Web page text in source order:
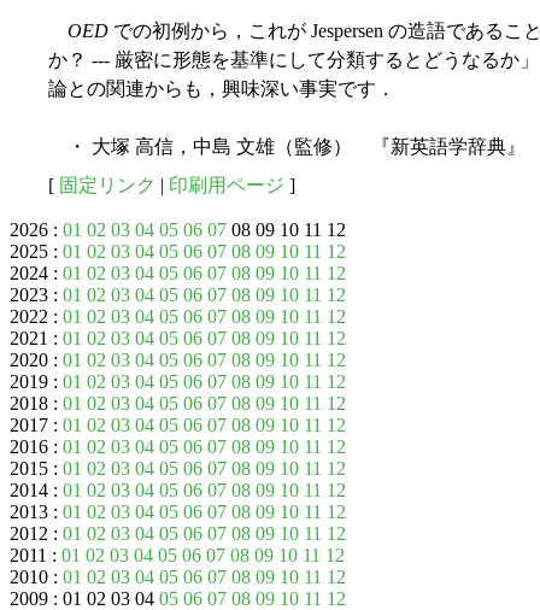
OED での初例から，これが Jespersen の造語である
か？ --- 厳密に形態を基準にして分類するとどうなるか
論との関連からも，興味深い事実です．
・ 大塚 高信，中島 文雄（監修） 『新英語学辞典』
[ 固定リンク | 印刷用ページ ]
2026 : 01 02 03 04 05 06 07 08 09 10 11 12
2025 : 01 02 03 04 05 06 07 08 09 10 11 12
2024 : 01 02 03 04 05 06 07 08 09 10 11 12
2023 : 01 02 03 04 05 06 07 08 09 10 11 12
2022 : 01 02 03 04 05 06 07 08 09 10 11 12
2021 : 01 02 03 04 05 06 07 08 09 10 11 12
2020 : 01 02 03 04 05 06 07 08 09 10 11 12
2019 : 01 02 03 04 05 06 07 08 09 10 11 12
2018 : 01 02 03 04 05 06 07 08 09 10 11 12
2017 : 01 02 03 04 05 06 07 08 09 10 11 12
2016 : 01 02 03 04 05 06 07 08 09 10 11 12
2015 : 01 02 03 04 05 06 07 08 09 10 11 12
2014 : 01 02 03 04 05 06 07 08 09 10 11 12
2013 : 01 02 03 04 05 06 07 08 09 10 11 12
2012 : 01 02 03 04 05 06 07 08 09 10 11 12
2011 : 01 02 03 04 05 06 07 08 09 10 11 12
2010 : 01 02 03 04 05 06 07 08 09 10 11 12
2009 : 01 02 03 04 05 06 07 08 09 10 11 12